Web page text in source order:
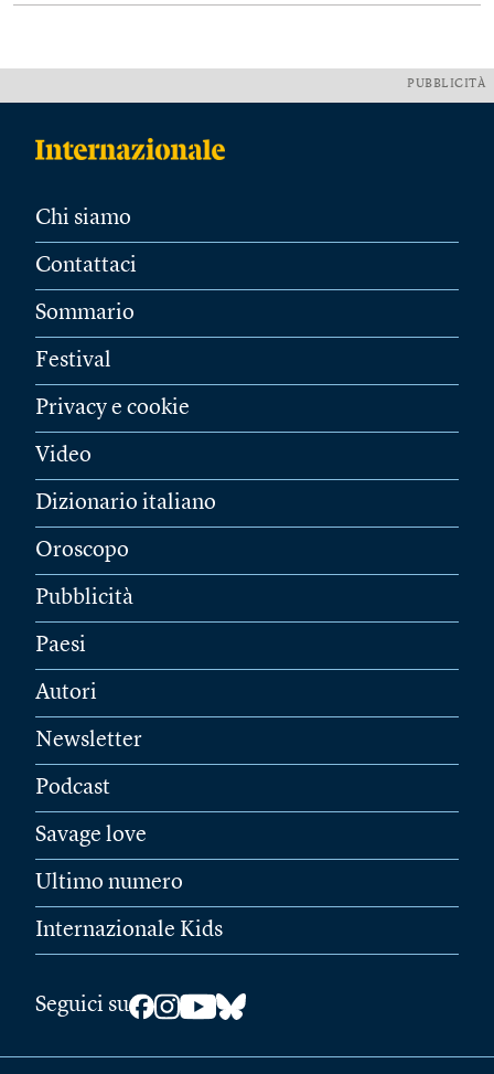
PUBBLICITÀ
Chi siamo
Contattaci
Sommario
Festival
Privacy e cookie
Video
Dizionario italiano
Oroscopo
Pubblicità
Paesi
Autori
Newsletter
Podcast
Savage love
Ultimo numero
Internazionale Kids
Seguici su